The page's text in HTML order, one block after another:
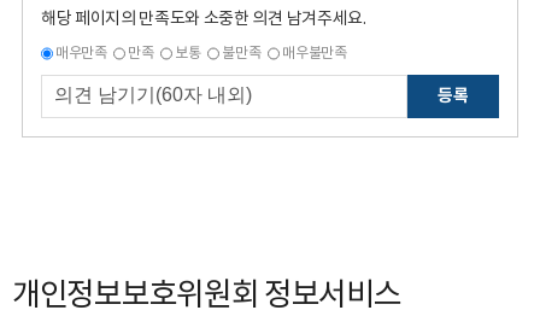
해당 페이지의 만족도와 소중한 의견 남겨주세요.
매우만족 만족 보통 불만족 매우불만족
등록
개인정보보호위원회 정보서비스